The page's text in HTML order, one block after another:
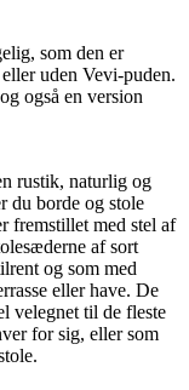
som den er
uden Vevi-puden.
også en version
rustik, naturlig og
du borde og stole
fremstillet med stel af
af sort
og som med
eller have. De
velegnet til de fleste
for sig, eller som